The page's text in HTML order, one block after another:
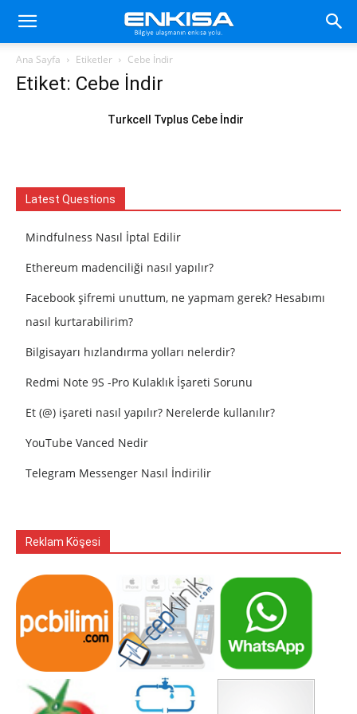
Ana Sayfa Etiketler Cebe İndir
Etiket: Cebe İndir
Turkcell Tvplus Cebe İndir
Latest Questions
Mindfulness Nasıl İptal Edilir
Ethereum madenciliği nasıl yapılır?
Facebook şifremi unuttum, ne yapmam gerek? Hesabımı
nasıl kurtarabilirim?
Bilgisayarı hızlandırma yolları nelerdir?
Redmi Note 9S -Pro Kulaklık İşareti Sorunu
Et (@) işareti nasıl yapılır? Nerelerde kullanılır?
YouTube Vanced Nedir
Telegram Messenger Nasıl İndirilir
Reklam Köşesi